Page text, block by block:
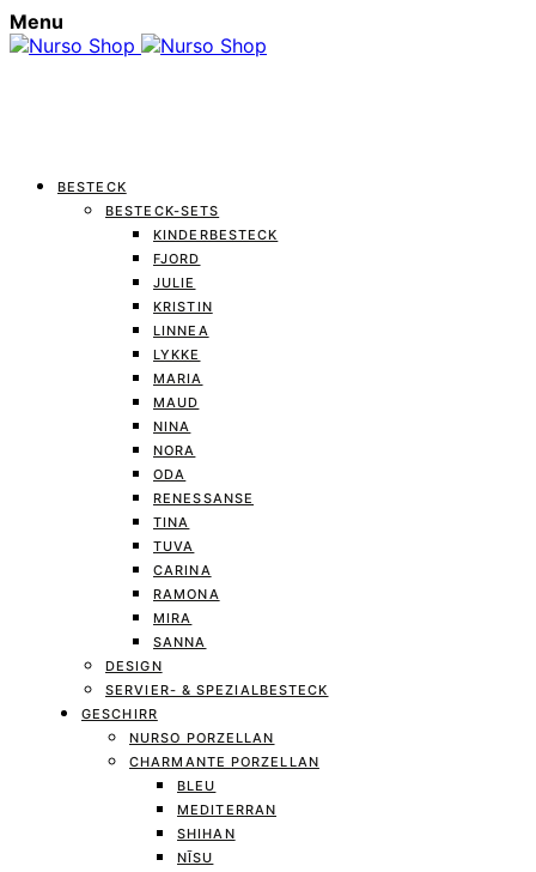
Menu
BESTECK
BESTECK-SETS
KINDERBESTECK
FJORD
JULIE
KRISTIN
LINNEA
LYKKE
MARIA
MAUD
NINA
NORA
ODA
RENESSANSE
TINA
TUVA
CARINA
RAMONA
MIRA
SANNA
DESIGN
SERVIER- & SPEZIALBESTECK
GESCHIRR
NURSO PORZELLAN
CHARMANTE PORZELLAN
BLEU
MEDITERRAN
SHIHAN
NĪSU